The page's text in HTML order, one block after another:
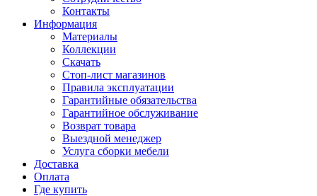
Контакты
Информация
Материалы
Коллекции
Скачать
Стоп-лист магазинов
Правила эксплуатации
Гарантийные обязательства
Гарантийное обслуживание
Возврат товара
Выездной менеджер
Услуга сборки мебели
Доставка
Оплата
Где купить